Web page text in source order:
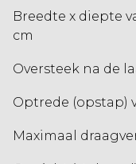
Breedte x diepte
cm
Oversteek na
Optrede
Maximaal